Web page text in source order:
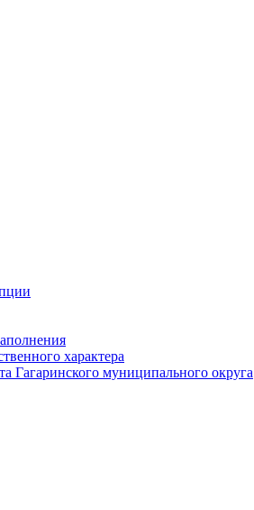
характера
Гагаринского муниципального округа